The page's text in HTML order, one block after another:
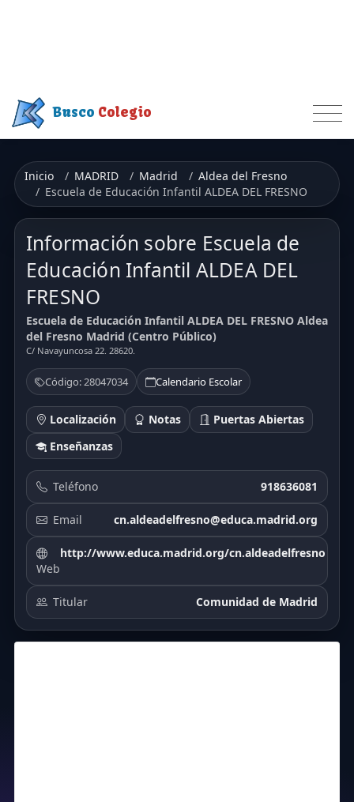
Busco Colegio
Inicio MADRID Madrid
Aldea del Fresno
Escuela de Educación Infantil ALDEA DEL FRESNO
Información sobre Escuela de
Educación Infantil ALDEA DEL
FRESNO
Escuela de Educación Infantil ALDEA DEL FRESNO Aldea
del Fresno Madrid (Centro Público)
C/ Navayuncosa 22. 28620.
Código: 28047034 Calendario Escolar
Localización Notas
Puertas Abiertas
Enseñanzas
Teléfono 918636081
Email cn.aldeadelfresno@educa.madrid.org
Web
http://www.educa.madrid.org/cn.aldeadelfresno
Titular Comunidad de Madrid